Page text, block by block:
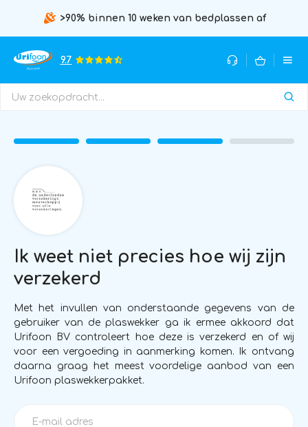
>90% binnen 10 weken van bedplassen af
9.7
Ik weet niet precies hoe wij zijn
verzekerd
Met het invullen van onderstaande gegevens van de
gebruiker van de plaswekker ga ik ermee akkoord dat
Urifoon BV controleert hoe deze is verzekerd en of wij
voor een vergoeding in aanmerking komen. Ik ontvang
daarna graag het meest voordelige aanbod van een
Urifoon plaswekkerpakket.